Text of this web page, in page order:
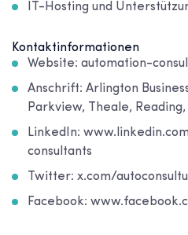
IT-Hosting und
Kontaktinformationen
Website: automation-
Anschrift: Arlington
Parkview, Theale, Reading,
LinkedIn:
consultants
Twitter: x.com/
Facebook: